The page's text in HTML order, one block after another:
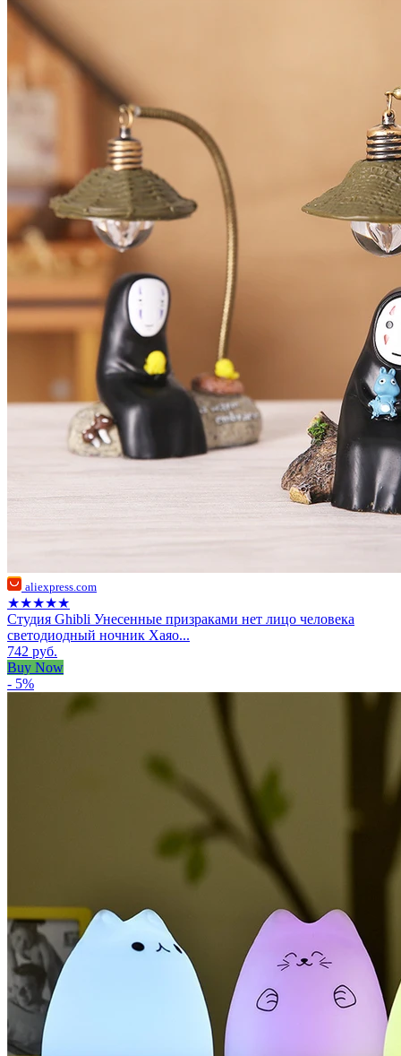
aliexpress.com
★★★★★
Студия Ghibli Унесенные призраками нет лицо человека
светодиодный ночник Хаяо...
742 руб.
Buy Now
- 5%